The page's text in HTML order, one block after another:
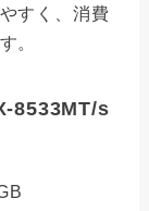
すく、消費
。
8533MT/s